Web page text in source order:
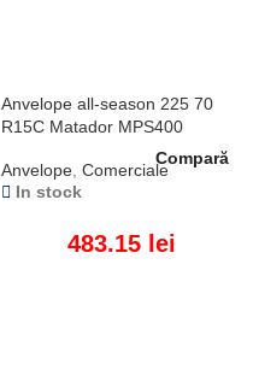
Anvelope all-season 225 70
R15C Matador MPS400
Anvelope, Comerciale
In stock
483.15 lei
Compară